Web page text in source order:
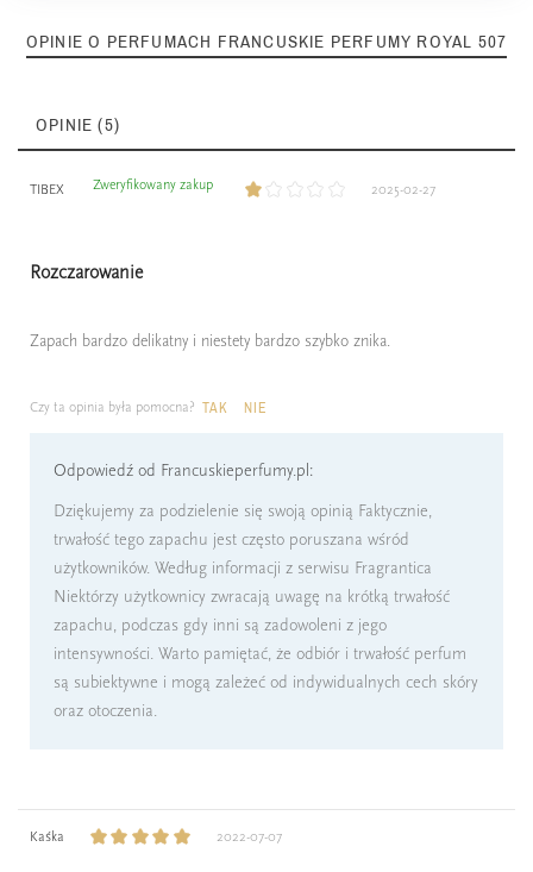
OPINIE O PERFUMACH FRANCUSKIE PERFUMY ROYAL 507
OPINIE (5)
TIBEX Zweryfikowany zakup 2025-02-27
Rozczarowanie
Zapach bardzo delikatny i niestety bardzo szybko znika.
Czy ta opinia była pomocna? TAK NIE
Odpowiedź od Francuskieperfumy.pl:
Dziękujemy za podzielenie się swoją opinią Faktycznie,
trwałość tego zapachu jest często poruszana wśród
użytkowników. Według informacji z serwisu Fragrantica
Niektórzy użytkownicy zwracają uwagę na krótką trwałość
zapachu, podczas gdy inni są zadowoleni z jego
intensywności. Warto pamiętać, że odbiór i trwałość perfum
są subiektywne i mogą zależeć od indywidualnych cech skóry
oraz otoczenia.
Kaśka 2022-07-07